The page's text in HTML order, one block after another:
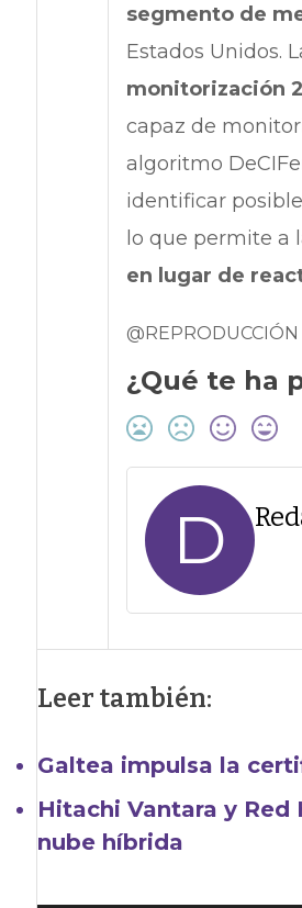
segmento de
Estados Unidos.
monitorización
capaz de
algoritmo
identificar
lo que permite a
en lugar de
¿Qué te ha
D
Leer también:
Galtea impulsa la
Hitachi Vantara y
nube híbrida